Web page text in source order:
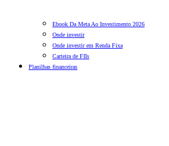
Ebook Da Meta Ao Investimento 2026
Onde investir
Onde investir em Renda Fixa
Carteira de FIIs
Planilhas financeiras